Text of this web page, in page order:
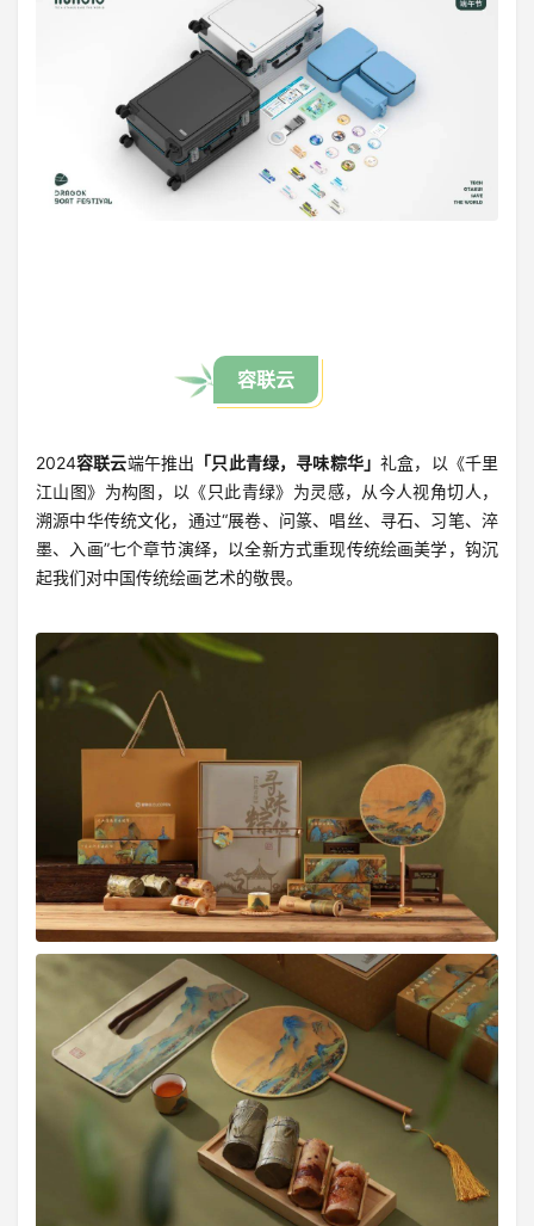
容联云
2024容联云端午推出 「只此青绿，寻味粽华」礼盒，以《千里
江山图》为构图，以《只此青绿》为灵感，从今人视角切人，
溯源中华传统文化，通过“展卷、问篆、唱丝、寻石、习笔、淬
墨、入画”七个章节演绎，以全新方式重现传统绘画美学，钩沉
起我们对中国传统绘画艺术的敬畏。